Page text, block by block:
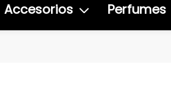
Accesorios Perfumes